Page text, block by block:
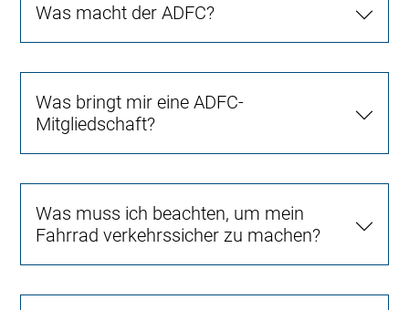
Was macht der ADFC?
Was bringt mir eine ADFC-
Mitgliedschaft?
Was muss ich beachten, um mein
Fahrrad verkehrssicher zu machen?